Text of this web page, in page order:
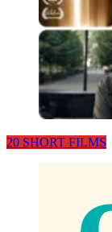
20 SHORT FILMS